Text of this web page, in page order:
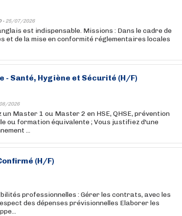
- 25/07/2026
est indispensable. Missions : Dans le cadre de
et de la mise en conformité réglementaires locales
- Santé, Hygiène et Sécurité (H/F)
2026
Master 1 ou Master 2 en HSE, QHSE, prévention
ou formation équivalente ; Vous justifiez d'une
...
(H/F)
professionnelles : Gérer les contrats, avec les
des dépenses prévisionnelles Elaborer les